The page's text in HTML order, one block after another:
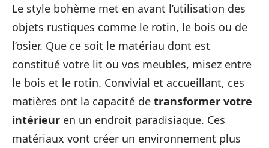
Le style bohème met en avant l’utilisation des
objets rustiques comme le rotin, le bois ou de
l’osier. Que ce soit le matériau dont est
constitué votre lit ou vos meubles, misez entre
le bois et le rotin. Convivial et accueillant, ces
matières ont la capacité de transformer votre
intérieur en un endroit paradisiaque. Ces
matériaux vont créer un environnement plus